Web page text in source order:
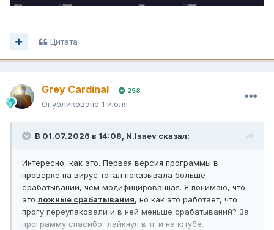
Цитата
Grey Cardinal 258
Опубликовано 1 июля
В 01.07.2026 в 14:08, N.Isaev сказал:
Интересно, как это. Первая версия программы в
проверке на вирус тотал показывала больше
срабатываний, чем модифицированная. Я понимаю, что
этоложные срабатывания, но как это работает, что
прогу переупаковали и в ней меньше срабатываний? За
программу спасибо, лайкнул в тг и на ютубе.